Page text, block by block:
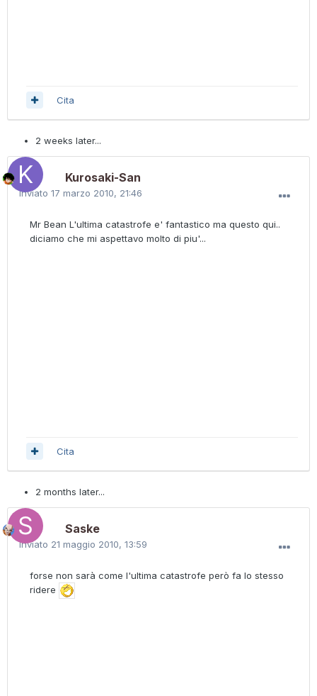
Cita
2 weeks later...
Kurosaki-San
Inviato 17 marzo 2010, 21:46
Mr Bean L'ultima catastrofe e' fantastico ma questo qui..
diciamo che mi aspettavo molto di piu'...
Cita
2 months later...
Saske
Inviato 21 maggio 2010, 13:59
forse non sarà come l'ultima catastrofe però fa lo stesso
ridere